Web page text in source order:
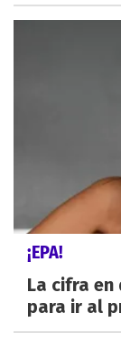
¡EPA!
La cifra en
para ir al